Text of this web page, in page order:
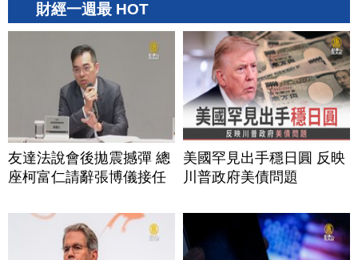
財經一週最 HOT
友達法說會後拋震撼彈 總
座柯富仁請辭張博儀接任
美國罕見出手穩日圓 反映
川普政府美債問題